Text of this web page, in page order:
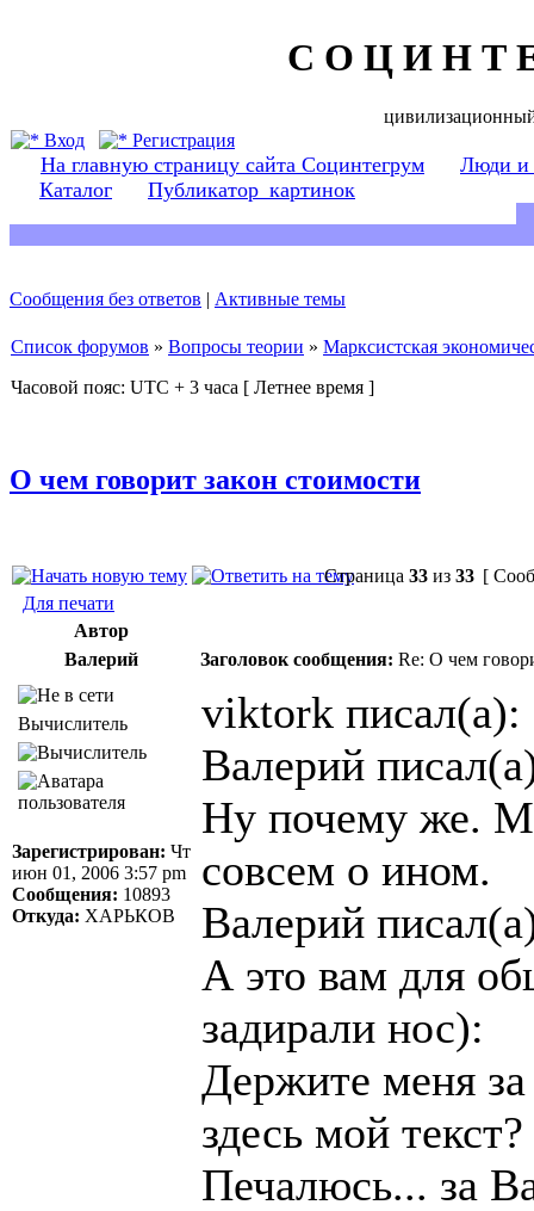
С О Ц И Н Т
Вход
Регистрация
На главную страницу сайта Социнтегрум
Люди и
Каталог
Публикатор_картинок
Сообщения без ответов | Активные темы
Список форумов » Вопросы теории » Марксистская
Часовой пояс: UTC + 3 часа [ Летнее время ]
О чем говорит закон стоимости
Страница 33 из 33 [
Для печати
Автор
Валерий
Заголовок сообщения: Re: О чем
Вычислитель
Зарегистрирован: Чт
июн 01, 2006 3:57 pm
Сообщения: 10893
Откуда: ХАРЬКОВ
viktork писал(а):
Валерий
Ну почему же.
совсем о ином.
Валерий
А это вам для
задирали нос):
Держите меня
здесь мой текст?
Печалюсь... за